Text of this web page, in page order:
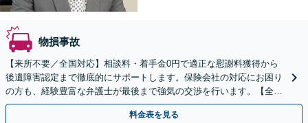
物損事故
【来所不要／全国対応】相談料・着手金0円で適正な慰謝料獲得から
後遺障害認定まで徹底的にサポートします。保険会社の対応にお困り
の方も、経験豊富な弁護士が最後まで強気の交渉を行います。【全国
13拠点】お気軽にご相談ください。
料金表を見る